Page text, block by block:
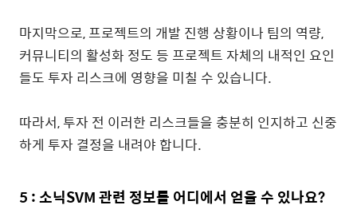
마지막으로, 프로젝트의 개발 진행 상황이나 팀의 역량,
커뮤니티의 활성화 정도 등 프로젝트 자체의 내적인 요인
들도 투자 리스크에 영향을 미칠 수 있습니다.
따라서, 투자 전 이러한 리스크들을 충분히 인지하고 신중
하게 투자 결정을 내려야 합니다.
5 : 소닉SVM 관련 정보를 어디에서 얻을 수 있나요?